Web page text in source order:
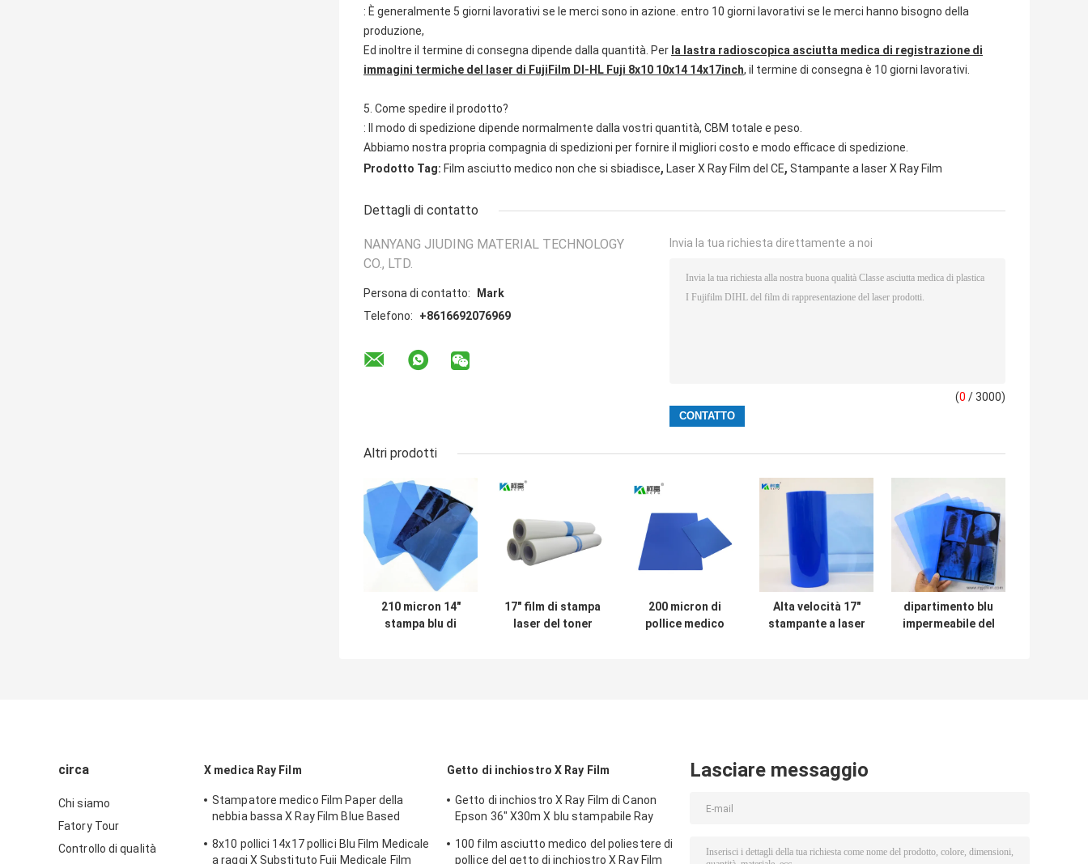
: È generalmente 5 giorni lavorativi se le merci sono in azione. entro 10 giorni lavorativi se le merci hanno bisogno della
produzione,
Ed inoltre il termine di consegna dipende dalla quantità. Per la lastra radioscopica asciutta medica di registrazione di
immagini termiche del laser di FujiFilm DI-HL Fuji 8x10 10x14 14x17inch, il termine di consegna è 10 giorni lavorativi.
5. Come spedire il prodotto?
: Il modo di spedizione dipende normalmente dalla vostri quantità, CBM totale e peso.
Abbiamo nostra propria compagnia di spedizioni per fornire il migliori costo e modo efficace di spedizione.
Prodotto Tag: Film asciutto medico non che si sbiadisce, Laser X Ray Film del CE, Stampante a laser X Ray Film
Dettagli di contatto
NANYANG JIUDING MATERIAL TECHNOLOGY
CO., LTD.
Persona di contatto:
Mark
Telefono:
+8616692076969
Invia la tua richiesta direttamente a noi
(0 / 3000)
Altri prodotti
210 micron 14"
stampa blu di
17" film di stampa
laser del toner
200 micron di
pollice medico
Alta velocità 17"
stampante a laser
dipartimento blu
impermeabile del
circa
Chi siamo
Fatory Tour
Controllo di qualità
X medica Ray Film
Stampatore medico Film Paper della
nebbia bassa X Ray Film Blue Based
8x10 pollici 14x17 pollici Blu Film Medicale
a raggi X Substituto Fuji Medicale Film
Getto di inchiostro X Ray Film
Getto di inchiostro X Ray Film di Canon
Epson 36" X30m X blu stampabile Ray
100 film asciutto medico del poliestere di
pollice del getto di inchiostro X Ray Film
Lasciare messaggio